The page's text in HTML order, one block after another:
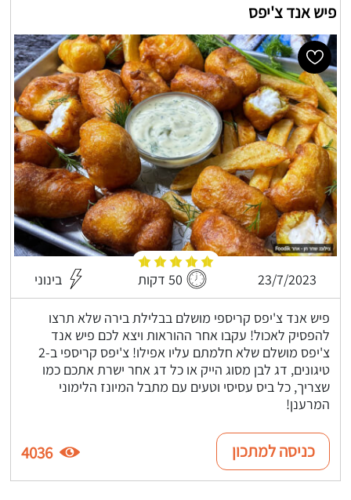
פיש אנד צ'יפס
23/7/2023 50 דקות בינוני
פיש אנד צ'יפס קריספי מושלם בבלילת בירה שלא תרצו
להפסיק לאכול! עקבו אחר ההוראות ויצא לכם פיש אנד
צ'יפס מושלם שלא חלמתם עליו אפילו! צ'יפס קריספי ב-2
טיגונים, דג לבן מסוג הייק או כל דג אחר ישרת אתכם כמו
שצריך, כל ביס עסיסי וטעים עם מתבל המיונז הלימוני
המרענן!
כניסה למתכון 4036